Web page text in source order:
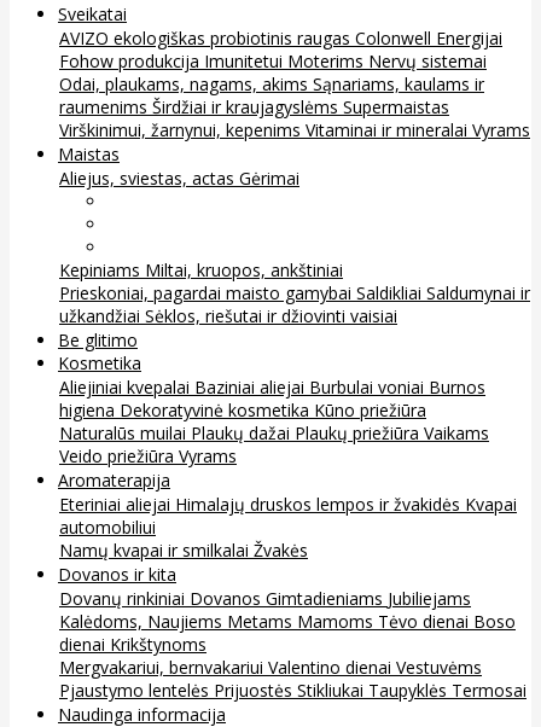
Sveikatai
AVIZO ekologiškas probiotinis raugas Colonwell Energijai
Fohow produkcija Imunitetui Moterims Nervų sistemai
Odai, plaukams, nagams, akims Sąnariams, kaulams ir
raumenims Širdžiai ir kraujagyslėms Supermaistas
Virškinimui, žarnynui, kepenims Vitaminai ir mineralai Vyrams
Maistas
Aliejus, sviestas, actas Gėrimai
Kepiniams Miltai, kruopos, ankštiniai
Prieskoniai, pagardai maisto gamybai Saldikliai Saldumynai ir
užkandžiai Sėklos, riešutai ir džiovinti vaisiai
Be glitimo
Kosmetika
Aliejiniai kvepalai Baziniai aliejai Burbulai voniai Burnos
higiena Dekoratyvinė kosmetika Kūno priežiūra
Naturalūs muilai Plaukų dažai Plaukų priežiūra Vaikams
Veido priežiūra Vyrams
Aromaterapija
Eteriniai aliejai Himalajų druskos lempos ir žvakidės Kvapai
automobiliui
Namų kvapai ir smilkalai Žvakės
Dovanos ir kita
Dovanų rinkiniai Dovanos Gimtadieniams Jubiliejams
Kalėdoms, Naujiems Metams Mamoms Tėvo dienai Boso
dienai Krikštynoms
Mergvakariui, bernvakariui Valentino dienai Vestuvėms
Pjaustymo lentelės Prijuostės Stikliukai Taupyklės Termosai
Naudinga informacija